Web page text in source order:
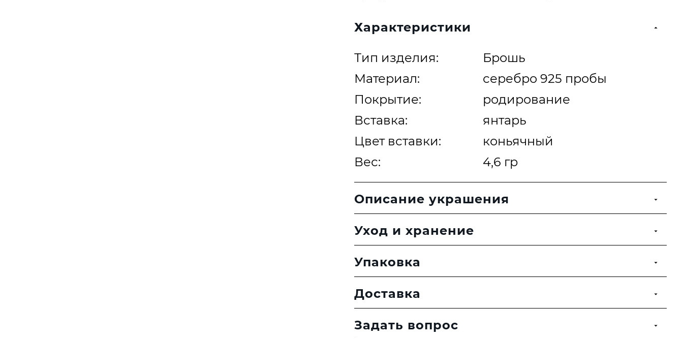
Характеристики
Тип изделия:
Брошь
Материал:
серебро 925 пробы
Покрытие:
родирование
Вставка:
янтарь
Цвет вставки:
коньячный
Вес:
4,6 гр
Описание украшения
Уход и хранение
Упаковка
Доставка
Задать вопрос